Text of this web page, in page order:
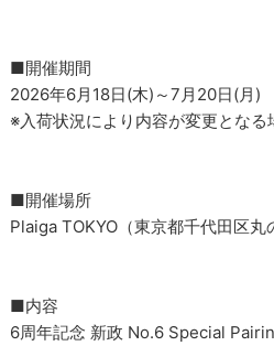
■開催期間
2026年6月18日(木)～7月20日(月)
※入荷状況により内容が変更となる
■開催場所
Plaiga TOKYO（東京都千代田区丸
■内容
6周年記念 新政 No.6 Special